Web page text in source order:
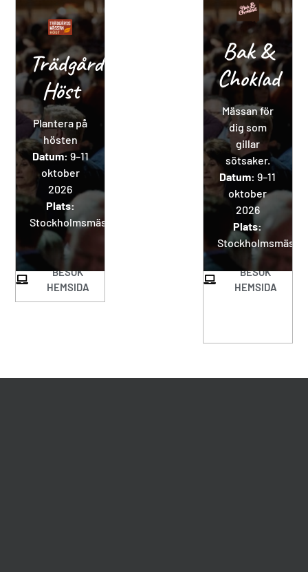
Trädgårdsmässan
Höst
Plantera på
hösten
Datum:9–11
oktober
2026
Plats:
Stockholmsmässan
BESÖK
HEMSIDA
Bak &
Choklad
Mässan för
dig som
gillar
sötsaker.
Datum: 9–11
oktober
2026
Plats:
BESÖK
HEMSIDA